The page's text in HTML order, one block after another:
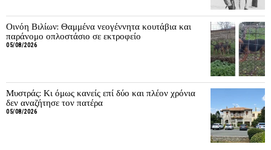
Οινόη Βιλίων: Θαμμένα νεογέννητα κουτάβια και
παράνομο οπλοστάσιο σε εκτροφείο
05/08/2026
Μυστράς: Κι όμως κανείς επί δύο και πλέον χρόνια
δεν αναζήτησε τον πατέρα
05/08/2026